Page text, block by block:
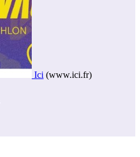
Ici (www.ici.fr)